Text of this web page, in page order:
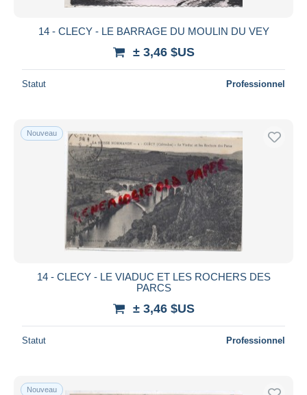
14 - CLECY - LE BARRAGE DU MOULIN DU VEY
± 3,46 $US
Statut Professionnel
Nouveau
14 - CLECY - LE VIADUC ET LES ROCHERS DES
PARCS
± 3,46 $US
Statut Professionnel
Nouveau